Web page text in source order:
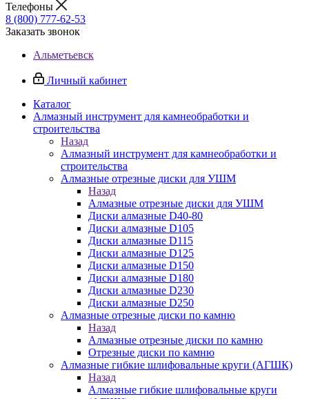
Телефоны
8 (800) 777-62-53
Заказать звонок
Альметьевск
Личный кабинет
Каталог
Алмазный инструмент для камнеобработки и
строительства
Назад
Алмазный инструмент для камнеобработки и
строительства
Алмазные отрезные диски для УШМ
Назад
Алмазные отрезные диски для УШМ
Диски алмазные D40-80
Диски алмазные D105
Диски алмазные D115
Диски алмазные D125
Диски алмазные D150
Диски алмазные D180
Диски алмазные D230
Диски алмазные D250
Алмазные отрезные диски по камню
Назад
Алмазные отрезные диски по камню
Отрезные диски по камню
Алмазные гибкие шлифовальные круги (АГШК)
Назад
Алмазные гибкие шлифовальные круги